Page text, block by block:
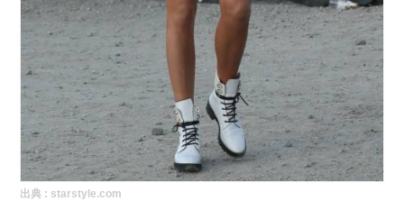
出典 : starstyle.com